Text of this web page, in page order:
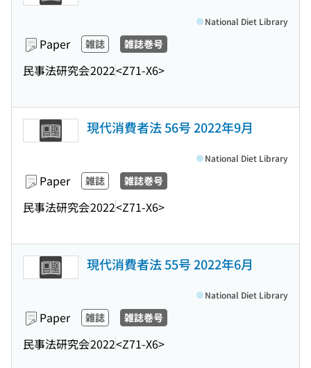
Paper 雑誌 雑誌巻号
民事法研究会2022<Z71-X6>
National Diet Library
現代消費者法 56号 2022年9月
Paper 雑誌 雑誌巻号
民事法研究会2022<Z71-X6>
National Diet Library
現代消費者法 55号 2022年6月
Paper 雑誌 雑誌巻号
民事法研究会2022<Z71-X6>
National Diet Library